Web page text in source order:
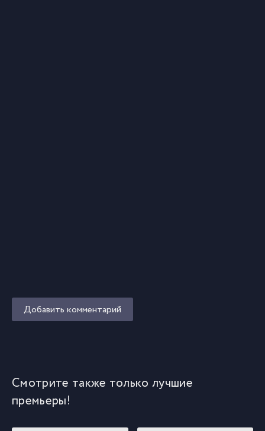
Добавить комментарий
Смотрите также только лучшие
премьеры!